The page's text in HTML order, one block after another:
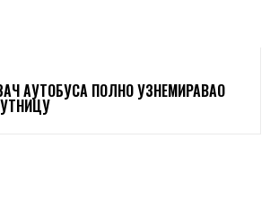
АУТОБУСА ПОЛНО УЗНЕМИРАВАО